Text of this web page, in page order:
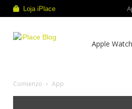
Loja iPlace
Apple Watch
Comienzo App